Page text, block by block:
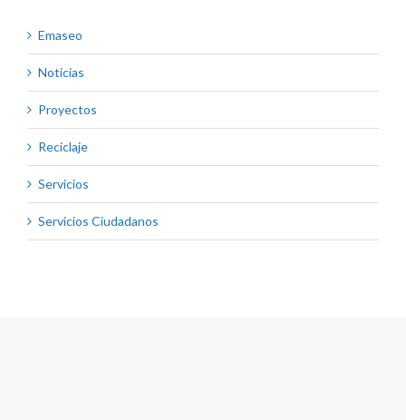
Emaseo
Noticias
Proyectos
Reciclaje
Servicios
Servicios Ciudadanos